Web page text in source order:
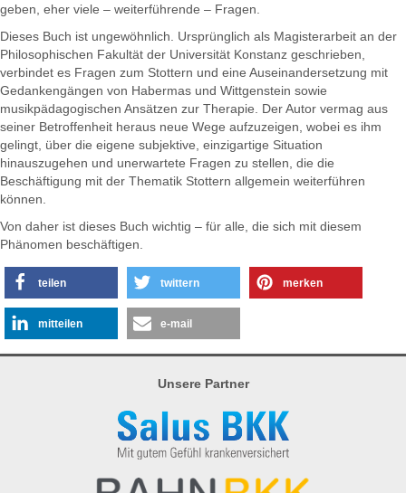
geben, eher viele – weiterführende – Fragen.
Dieses Buch ist ungewöhnlich. Ursprünglich als Magisterarbeit an der
Philosophischen Fakultät der Universität Konstanz geschrieben,
verbindet es Fragen zum Stottern und eine Auseinandersetzung mit
Gedankengängen von Habermas und Wittgenstein sowie
musikpädagogischen Ansätzen zur Therapie. Der Autor vermag aus
seiner Betroffenheit heraus neue Wege aufzuzeigen, wobei es ihm
gelingt, über die eigene subjektive, einzigartige Situation
hinauszugehen und unerwartete Fragen zu stellen, die die
Beschäftigung mit der Thematik Stottern allgemein weiterführen
können.
Von daher ist dieses Buch wichtig – für alle, die sich mit diesem
Phänomen beschäftigen.
teilen twittern merken
mitteilen e-mail
Unsere Partner